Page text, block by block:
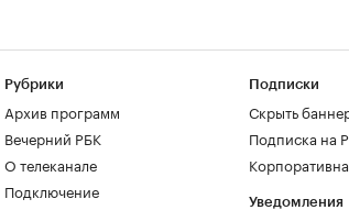
Рубрики
Архив программ
Вечерний РБК
О телеканале
Подключение
Подписки
Скрыть
Подписка на
Уведомления